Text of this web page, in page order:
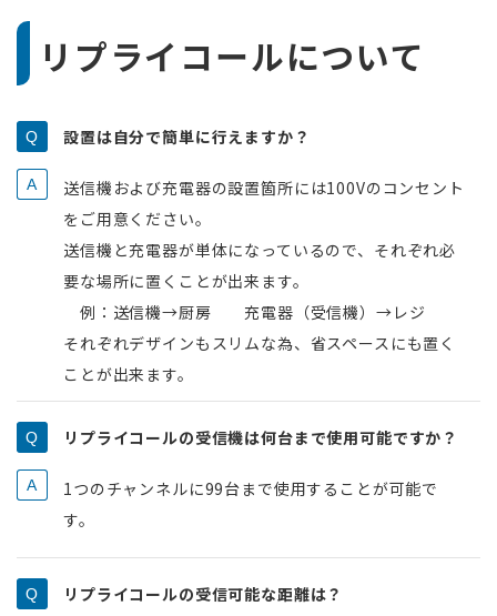
リプライコールについて
設置は自分で簡単に行えますか？
送信機および充電器の設置箇所には100Vのコンセント
をご用意ください。
送信機と充電器が単体になっているので、それぞれ必
要な場所に置くことが出来ます。
例：送信機→厨房 充電器（受信機）→レジ
それぞれデザインもスリムな為、省スペースにも置く
ことが出来ます。
リプライコールの受信機は何台まで使用可能ですか？
1つのチャンネルに99台まで使用することが可能で
す。
リプライコールの受信可能な距離は？